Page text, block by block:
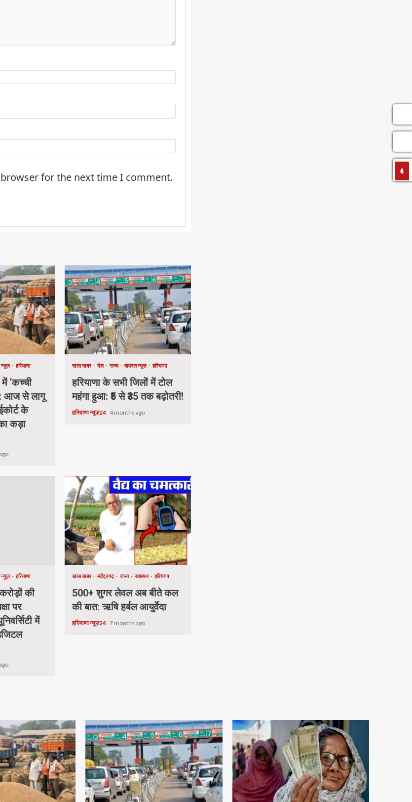
for the next time I comment.
न्यूज़ हरियाणा
में ‘कच्ची
आज से लागू
के
कड़ा
खास खबर देश राज्य वायरल न्यूज़ हरियाणा
हरियाणा के सभी जिलों में टोल
महंगा हुआ: ₹5 से ₹35 तक बढ़ोतरी!
हरियाणा न्यूज़24 4 months ago
न्यूज़ हरियाणा
की
पर
में
खास खबर महेंद्रगढ़ राज्य स्वास्थ्य हरियाणा
500+ शुगर लेवल अब बीते कल
की बात: ऋषि हर्बल आयुर्वेदा
हरियाणा न्यूज़24 7 months ago